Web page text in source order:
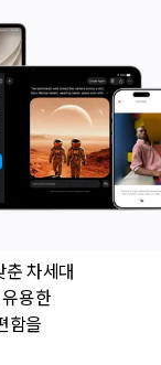
차세대
용한
함을